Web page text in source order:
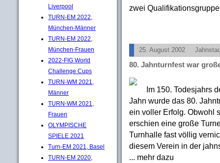
Liverpool
TURN-EM 2022,
München-Männer
TURN-EM 2022,
München-Frauen
2022-FIG World
Challenge Cups
TURN-WM 2021,
Männer
TURN-WM 2021,
Frauen
OLYMPISCHE
SPIELE 2021
Turn-EM 2021, Basel
TURN-EM 2020,
zwei
25. August 2002
80. Jahnturnfest war
Im 150. Todesjahrs
Jahn wurde das 80.
ein voller Erfolg. Obwohl
erschien eine große
Turnhalle fast völlig
diesem Verein in der
... mehr dazu